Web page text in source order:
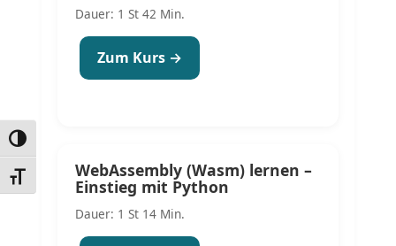
UMSCHALTEN AUF HOHE KONTRASTE
SCHRIFT VERGRÖSSERN
Dauer: 1 St 42 Min.
Zum Kurs →
WebAssembly (Wasm) lernen –
Einstieg mit Python
Dauer: 1 St 14 Min.